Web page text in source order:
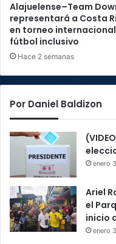
Alajuelense–Team
representará a Costa
en torneo
fútbol inclusivo
Hace 2 semanas
Por Daniel Baldizon
enero
Ariel
el
inicio
enero